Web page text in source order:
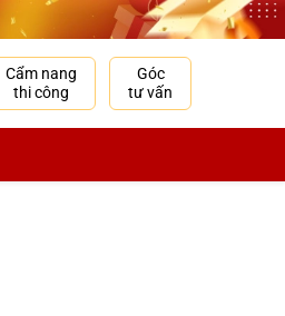
Cẩm nang
thi công
Góc
tư vấn